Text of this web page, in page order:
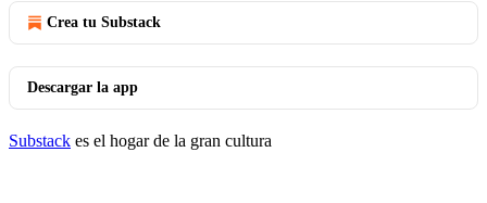
Crea tu Substack
Descargar la app
Substack es el hogar de la gran cultura